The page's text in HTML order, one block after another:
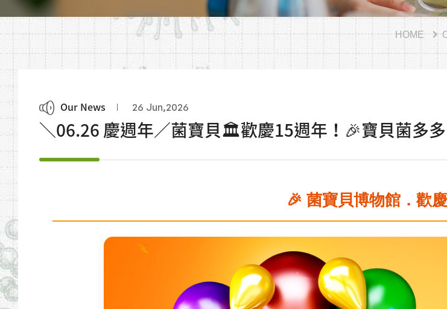
HOME
Our News 26 Jun,2026
＼06.26 慶週年／菌寶貝🏛️歡慶15週年！🎉寶貝菌多
🎉 菌寶貝博物館．歡